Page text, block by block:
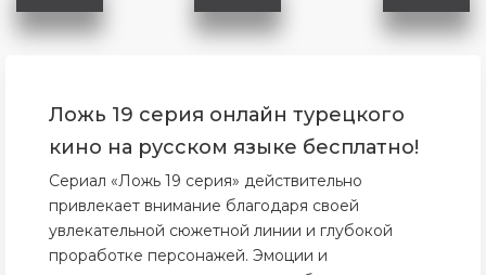
Ложь 19 серия онлайн турецкого
кино на русском языке бесплатно!
Сериал «Ложь 19 серия» действительно
привлекает внимание благодаря своей
увлекательной сюжетной линии и глубокой
проработке персонажей. Эмоции и